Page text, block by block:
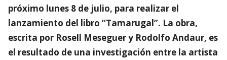
próximo lunes 8 de julio, para realizar el
lanzamiento del libro “Tamarugal”. La obra,
escrita por Rosell Meseguer y Rodolfo Andaur, es
el resultado de una investigación entre la artista